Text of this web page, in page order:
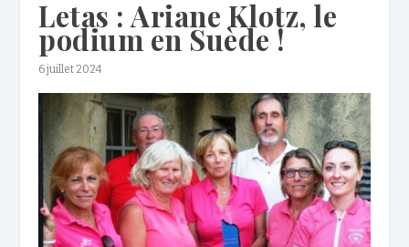
Letas : Ariane Klotz, le
podium en Suède !
6 juillet 2024